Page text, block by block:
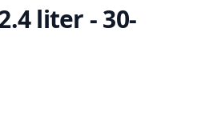
liter - 30-